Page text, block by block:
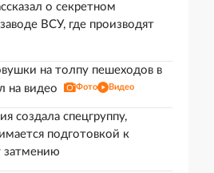
о секретном
ВСУ, где производят
на толпу пешеходов в
на видео
Фото Видео
создала спецгруппу,
подготовкой к
затмению